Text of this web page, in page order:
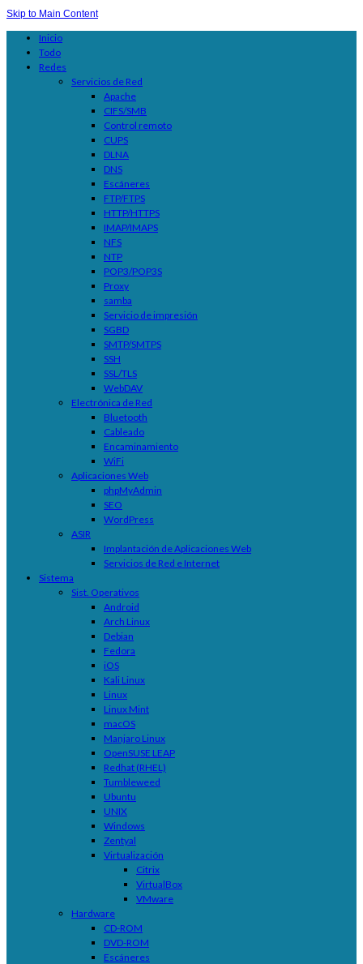
Skip to Main Content
Inicio
Todo
Redes
Servicios de Red
Apache
CIFS/SMB
Control remoto
CUPS
DLNA
DNS
Escáneres
FTP/FTPS
HTTP/HTTPS
IMAP/IMAPS
NFS
NTP
POP3/POP3S
Proxy
samba
Servicio de impresión
SGBD
SMTP/SMTPS
SSH
SSL/TLS
WebDAV
Electrónica de Red
Bluetooth
Cableado
Encaminamiento
WiFi
Aplicaciones Web
phpMyAdmin
SEO
WordPress
ASIR
Implantación de Aplicaciones Web
Servicios de Red e Internet
Sistema
Sist. Operativos
Android
Arch Linux
Debian
Fedora
iOS
Kali Linux
Linux
Linux Mint
macOS
Manjaro Linux
OpenSUSE LEAP
Redhat (RHEL)
Tumbleweed
Ubuntu
UNIX
Windows
Zentyal
Virtualización
Citrix
VirtualBox
VMware
Hardware
CD-ROM
DVD-ROM
Escáneres